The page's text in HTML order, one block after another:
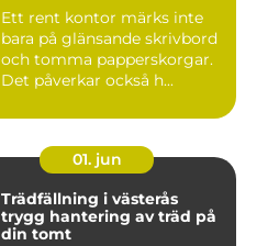
Ett rent kontor märks inte
bara på glänsande skrivbord
och tomma papperskorgar.
Det påverkar också h...
01. jun
Trädfällning i västerås
trygg hantering av träd på
din tomt